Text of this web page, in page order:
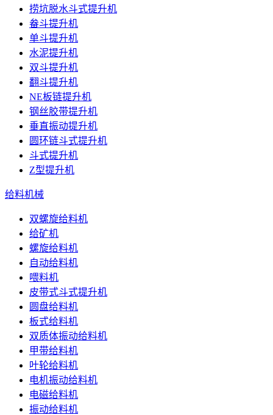
捞坑脱水斗式提升机
畚斗提升机
单斗提升机
水泥提升机
双斗提升机
翻斗提升机
NE板链提升机
钢丝胶带提升机
垂直振动提升机
圆环链斗式提升机
斗式提升机
Z型提升机
给料机械
双螺旋给料机
给矿机
螺旋给料机
自动给料机
喂料机
皮带式斗式提升机
圆盘给料机
板式给料机
双质体振动给料机
甲带给料机
叶轮给料机
电机振动给料机
电磁给料机
振动给料机